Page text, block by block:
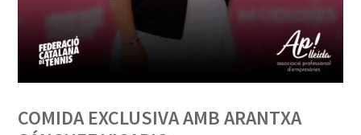
COMIDA EXCLUSIVA AMB ARANTXA